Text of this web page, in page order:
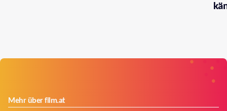
Mehr über film.at